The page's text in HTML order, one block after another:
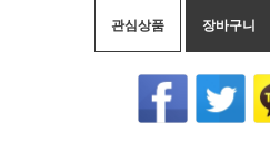
관심상품 장바구니